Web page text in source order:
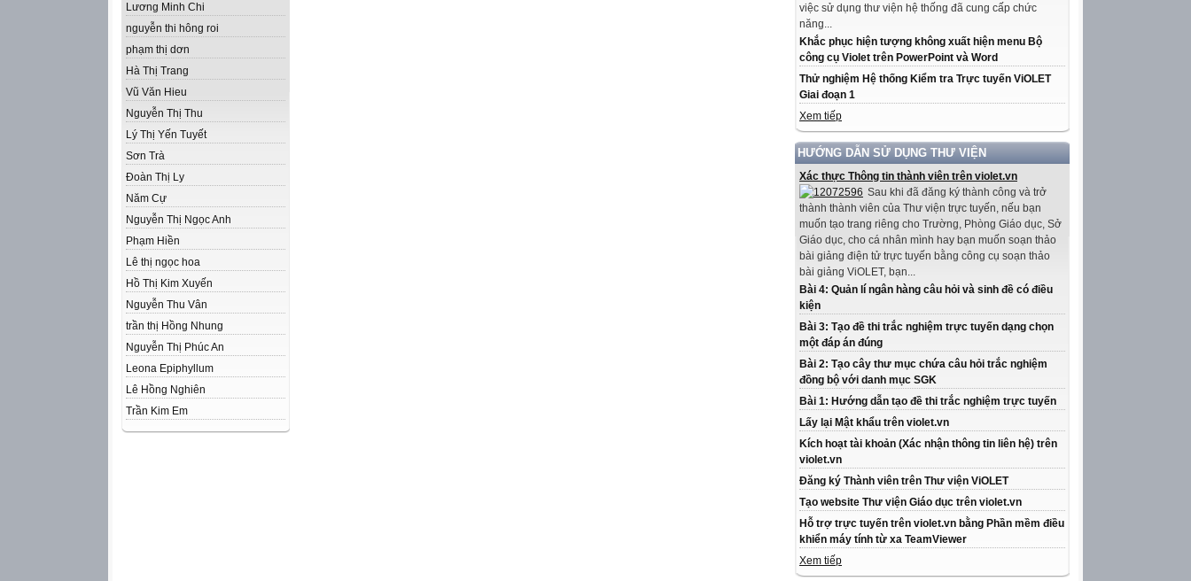
Lương Minh Chi
nguyễn thi hông roi
phạm thị dơn
Hà Thị Trang
Vũ Văn Hieu
Nguyễn Thị Thu
Lý Thị Yến Tuyết
Sơn Trà
Đoàn Thị Ly
Năm Cự
Nguyễn Thị Ngọc Anh
Phạm Hiền
Lê thị ngọc hoa
Hồ Thị Kim Xuyến
Nguyễn Thu Vân
trần thị Hồng Nhung
Nguyễn Thị Phúc An
Leona Epiphyllum
Lê Hồng Nghiên
Trần Kim Em
việc sử dụng thư viện hệ thống đã cung cấp chức
năng...
Khắc phục hiện tượng không xuất hiện menu Bộ
công cụ Violet trên PowerPoint và Word
Thử nghiệm Hệ thống Kiểm tra Trực tuyến ViOLET
Giai đoạn 1
Xem tiếp
HƯỚNG DẪN SỬ DỤNG THƯ VIỆN
Xác thực Thông tin thành viên trên violet.vn
Sau khi đã đăng ký thành công và trở
thành thành viên của Thư viện trực tuyến, nếu bạn
muốn tạo trang riêng cho Trường, Phòng Giáo dục, Sở
Giáo dục, cho cá nhân mình hay bạn muốn soạn thảo
bài giảng điện tử trực tuyến bằng công cụ soạn thảo
bài giảng ViOLET, bạn...
Bài 4: Quản lí ngân hàng câu hỏi và sinh đề có điều
kiện
Bài 3: Tạo đề thi trắc nghiệm trực tuyến dạng chọn
một đáp án đúng
Bài 2: Tạo cây thư mục chứa câu hỏi trắc nghiệm
đồng bộ với danh mục SGK
Bài 1: Hướng dẫn tạo đề thi trắc nghiệm trực tuyến
Lấy lại Mật khẩu trên violet.vn
Kích hoạt tài khoản (Xác nhận thông tin liên hệ) trên
violet.vn
Đăng ký Thành viên trên Thư viện ViOLET
Tạo website Thư viện Giáo dục trên violet.vn
Hỗ trợ trực tuyến trên violet.vn bằng Phần mềm điều
khiển máy tính từ xa TeamViewer
Xem tiếp